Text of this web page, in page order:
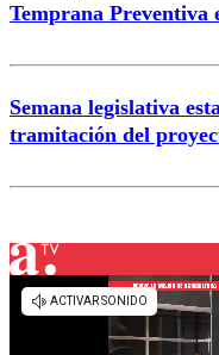
Temprana Preventiva
Semana legislativa
tramitación del